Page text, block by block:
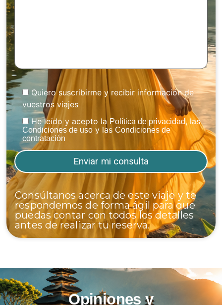
Quiero suscribirme y recibir información de
vuestros viajes
He leído y acepto la Política de privacidad , las
Condiciones de uso y lasCondiciones de
contratación
Consúltanos acerca de este viaje y te
respondemos de forma ágil para que
puedas contar con todos los detalles
antes de realizar tu reserva.
Opiniones y